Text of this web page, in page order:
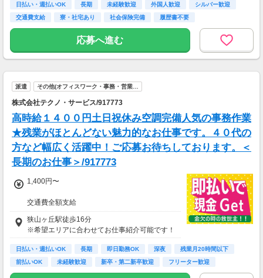
日払い・週払いOK 長期 未経験歓迎 外国人歓迎
シルバー歓迎
交通費支給
寮・社宅あり 社会保険完備 履歴書不要
応募へ進む
派遣 その他(オフィスワーク・事務・営業…
株式会社テクノ・サービス/917773
高時給１４００円土日祝休み空調完備人気の事務作業
★残業がほとんどない魅力的なお仕事です。４０代の
方など幅広く活躍中！ご応募お待ちしております。＜
長期のお仕事＞/917773
1,400円〜
交通費全額支給
即払い制度有
狭山ヶ丘駅徒歩16分
※希望エリアに合わせてお仕事紹介可能です！
日払い・週払いOK 長期 即日勤務OK 深夜
残業月20時間以下
前払いOK
未経験歓迎 新卒・第二新卒歓迎 フリーター歓迎